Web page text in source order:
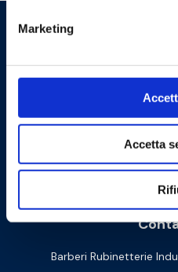
Marketing
Accetta
Cookie Policy
Barberi Rubinetterie